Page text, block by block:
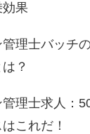
果
理士バッチ
？
理士求人：
これだ！